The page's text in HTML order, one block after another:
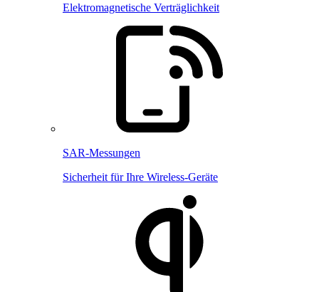
Elektromagnetische Verträglichkeit
SAR-Messungen
Sicherheit für Ihre Wireless-Geräte